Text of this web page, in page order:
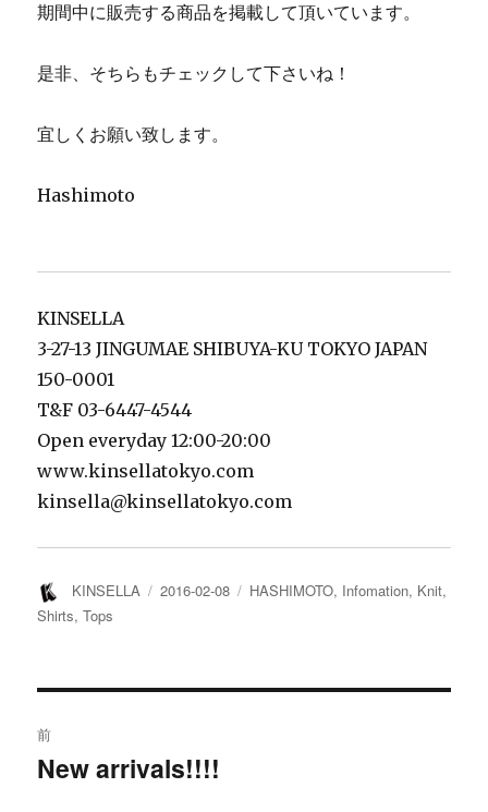
期間中に販売する商品を掲載して頂いています。
是非、そちらもチェックして下さいね！
宜しくお願い致します。
Hashimoto
KINSELLA
3-27-13 JINGUMAE SHIBUYA-KU TOKYO JAPAN
150-0001
T&F 03-6447-4544
Open everyday 12:00-20:00
www.kinsellatokyo.com
kinsella@kinsellatokyo.com
投
稿
KINSELLA
投
2016-02-08
カ
HASHIMOTO, Infomation, Knit,
Shirts,Tops
稿
前
過
New arrivals!!!!